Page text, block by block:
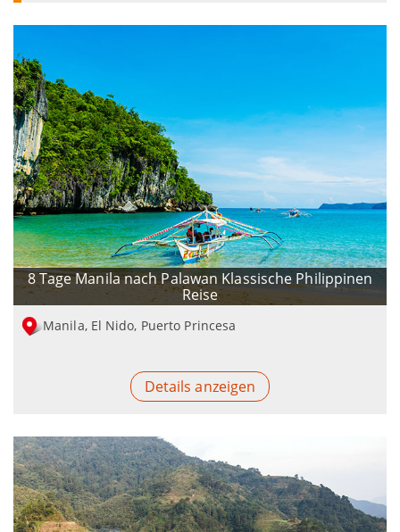
8 Tage Manila nach Palawan Klassische Philippinen
Reise
Manila, El Nido, Puerto Princesa
Details anzeigen